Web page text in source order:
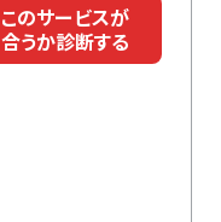
このサービスが
合うか診断する